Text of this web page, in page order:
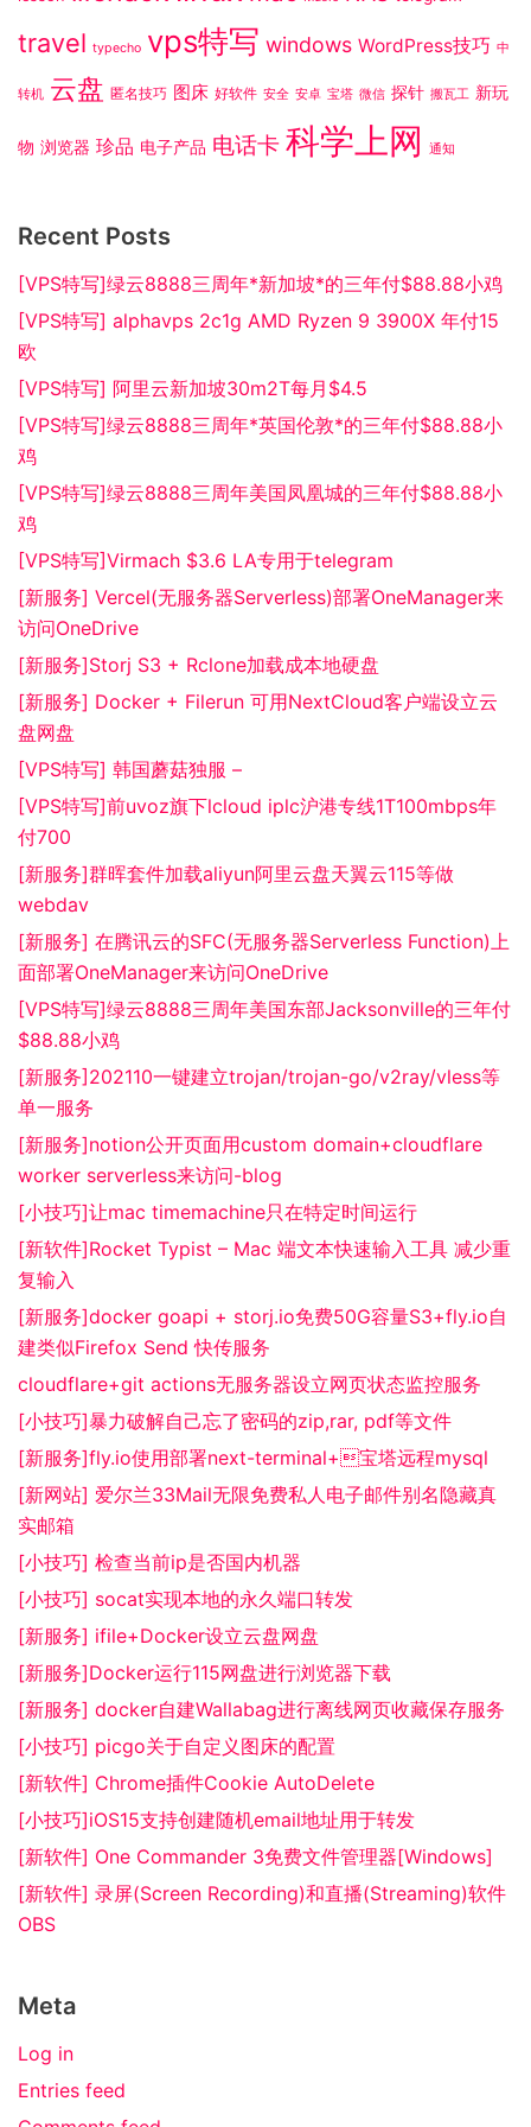
travel typecho vps特写 windows WordPress技巧 中
转机 云盘 匿名技巧 图床 好软件 安全 安卓 宝塔 微信 探针 搬瓦工 新玩
物 浏览器 珍品 电子产品 电话卡 科学上网 通知
Recent Posts
[VPS特写]绿云8888三周年*新加坡*的三年付$88.88小鸡
[VPS特写] alphavps 2c1g AMD Ryzen 9 3900X 年付15
欧
[VPS特写] 阿里云新加坡30m2T每月$4.5
[VPS特写]绿云8888三周年*英国伦敦*的三年付$88.88小
鸡
[VPS特写]绿云8888三周年美国凤凰城的三年付$88.88小
鸡
[VPS特写]Virmach $3.6 LA专用于telegram
[新服务] Vercel(无服务器Serverless)部署OneManager来
访问OneDrive
[新服务]Storj S3 + Rclone加载成本地硬盘
[新服务] Docker + Filerun 可用NextCloud客户端设立云
盘网盘
[VPS特写] 韩国蘑菇独服 –
[VPS特写]前uvoz旗下lcloud iplc沪港专线1T100mbps年
付700
[新服务]群晖套件加载aliyun阿里云盘天翼云115等做
webdav
[新服务] 在腾讯云的SFC(无服务器Serverless Function)上
面部署OneManager来访问OneDrive
[VPS特写]绿云8888三周年美国东部Jacksonville的三年付
$88.88小鸡
[新服务]202110一键建立trojan/trojan-go/v2ray/vless等
单一服务
[新服务]notion公开页面用custom domain+cloudflare
worker serverless来访问-blog
[小技巧]让mac timemachine只在特定时间运行
[新软件]Rocket Typist – Mac 端文本快速输入工具 减少重
复输入
[新服务]docker goapi + storj.io免费50G容量S3+fly.io自
建类似Firefox Send 快传服务
cloudflare+git actions无服务器设立网页状态监控服务
[小技巧]暴力破解自己忘了密码的zip,rar, pdf等文件
[新服务]fly.io使用部署next-terminal+宝塔远程mysql
[新网站] 爱尔兰33Mail无限免费私人电子邮件别名隐藏真
实邮箱
[小技巧] 检查当前ip是否国内机器
[小技巧] socat实现本地的永久端口转发
[新服务] ifile+Docker设立云盘网盘
[新服务]Docker运行115网盘进行浏览器下载
[新服务] docker自建Wallabag进行离线网页收藏保存服务
[小技巧] picgo关于自定义图床的配置
[新软件] Chrome插件Cookie AutoDelete
[小技巧]iOS15支持创建随机email地址用于转发
[新软件] One Commander 3免费文件管理器[Windows]
[新软件] 录屏(Screen Recording)和直播(Streaming)软件
OBS
Meta
Log in
Entries feed